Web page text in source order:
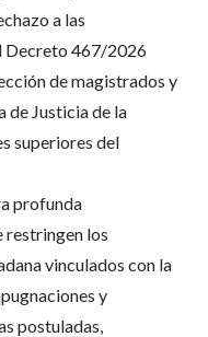
a las
Decreto 467/2026
de magistrados y
de Justicia de la
superiores del
profunda
restringen los
vinculados con la
y
postuladas,